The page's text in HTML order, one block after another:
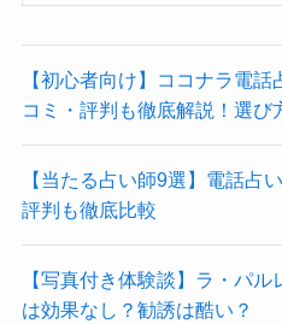
【初心者向け】ココナラ電
コミ・評判も徹底解説！選び
【当たる占い師9選】電話占
評判も徹底比較
【写真付き体験談】ラ・パ
は効果なし？勧誘は酷い？